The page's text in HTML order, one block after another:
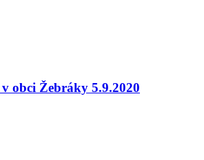
obci Žebráky 5.9.2020